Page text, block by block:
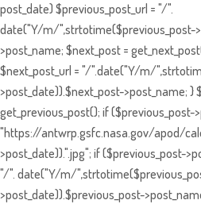
post_date) $previous_post_url = "/".
date("Y/m/",strtotime($previous_post-
>post_name; $next_post =
$next_post_url = "/".date("Y/m/
>post_date)).$next_post->post_name; }
get_previous_post(); if ($previous_post-
"https://antwrp.gsfc.nasa.gov/apod/
>post_date)).".jpg"; if ($previous_post-
"/". date("Y/m/
>post_date)).$previous_post-